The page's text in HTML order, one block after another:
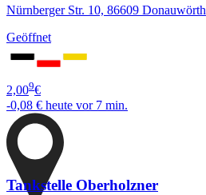
Nürnberger Str. 10, 86609 Donauwörth
Geöffnet
2,009€
-0,08 € heute vor 7 min.
Tankstelle Oberholzner